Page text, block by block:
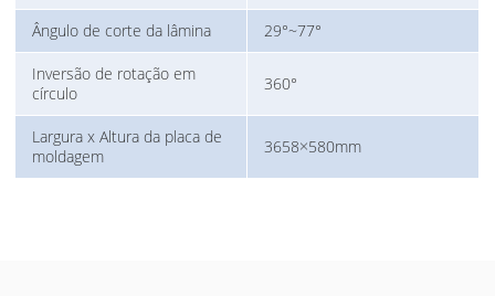
Ângulo de corte da lâmina 29°~77°
Inversão de rotação em
círculo
360°
Largura x Altura da placa de
moldagem
3658×580mm